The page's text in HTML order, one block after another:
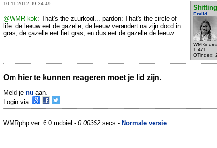
10-11-2012 09:34:49
Erelid
1.471
OTindex:
@WMR-kok: That's the zuurkool... pardon: That's the circle of
life: de leeuw eet de gazelle, de leeuw verandert na zijn dood in
gras, de gazelle eet het gras, en dus eet de gazelle de leeuw.
Om hier te kunnen reageren moet je lid zijn.
Meld je nu aan.
Login via:
WMRphp ver. 6.0 mobiel - 0.00362 secs - Normale versie